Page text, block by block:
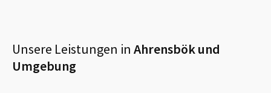
Unsere Leistungen in Ahrensbökund
Umgebung